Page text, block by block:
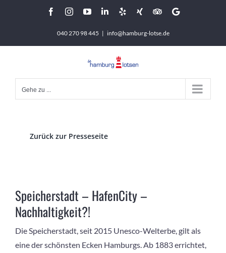
FacebookInstagramYouTubeLinkedIn
YelpXing Tripadvisor
Google
040 270 98 445 | info@hamburg-lotse.de
Gehe zu ...
Zurück zur Presseseite
Speicherstadt – HafenCity –
Nachhaltigkeit?!
Die Speicherstadt, seit 2015 Unesco-Welterbe, gilt als
eine der schönsten Ecken Hamburgs. Ab 1883 errichtet,